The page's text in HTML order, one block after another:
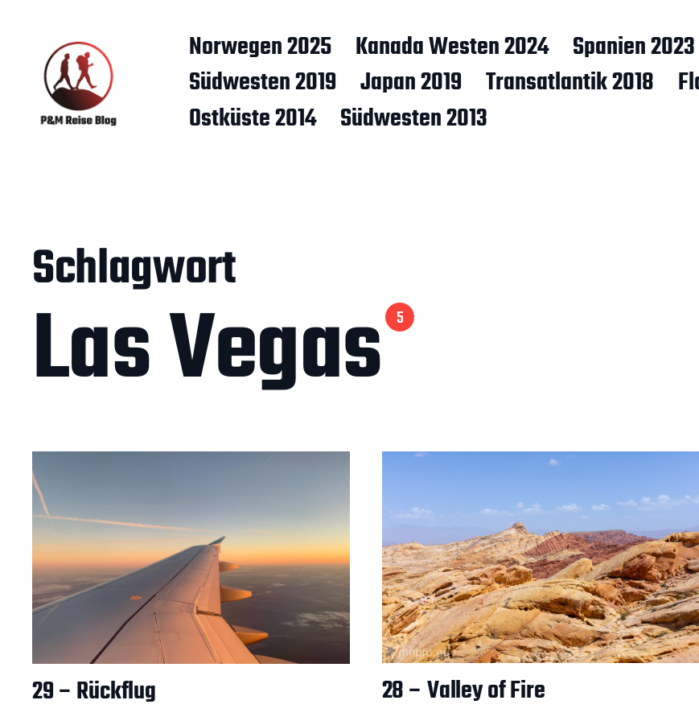
Norwegen 2025 Kanada Westen 2024 Spanien 2023
Südwesten 2019
Japan 2019 Transatlantik 2018
Ostküste 2014
Südwesten 2013
Schlagwort
Las Vegas5
29 – Rückflug 28 – Valley of Fire